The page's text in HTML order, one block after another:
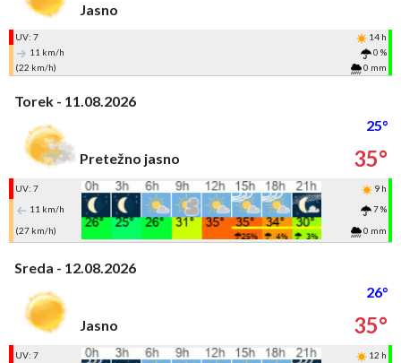
Jasno
UV: 7
14 h
11 km/h
0 %
(22 km/h)
0 mm
Torek - 11.08.2026
25°
Pretežno jasno
35°
UV: 7
9 h
11 km/h
7 %
(27 km/h)
0 mm
Sreda - 12.08.2026
26°
Jasno
35°
UV: 7
12 h